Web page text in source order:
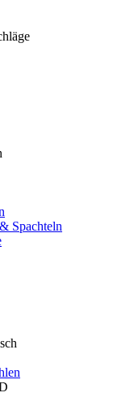
Spachteln